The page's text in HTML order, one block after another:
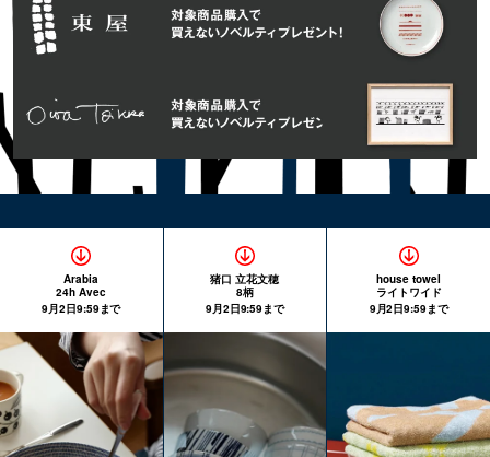
Arabia
24h Avec
9月2日9:59まで
猪口 立花文穂
8柄
9月2日9:59まで
house towel
ライトワイド
9月2日9:59まで